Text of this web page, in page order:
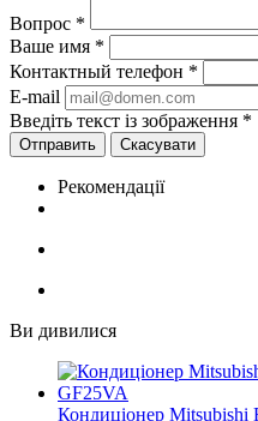
Вопрос *
Ваше имя *
Контактный телефон *
E-mail
Введіть текст із зображення *
Скасувати
Рекомендації
Ви дивилися
Кондиціонер